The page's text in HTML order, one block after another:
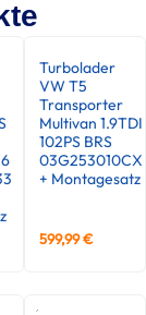
Turbolader
VW T5
Transporter
Multivan 1.9TDI
102PS BRS
03G253010CX
+ Montagesatz
599,99€